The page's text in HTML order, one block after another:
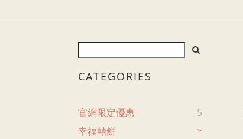
CATEGORIES
官網限定優惠
5
幸福囍餅